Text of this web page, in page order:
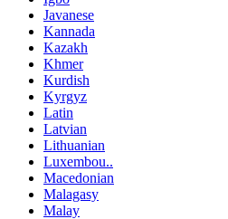
Javanese
Kannada
Kazakh
Khmer
Kurdish
Kyrgyz
Latin
Latvian
Lithuanian
Luxembou..
Macedonian
Malagasy
Malay